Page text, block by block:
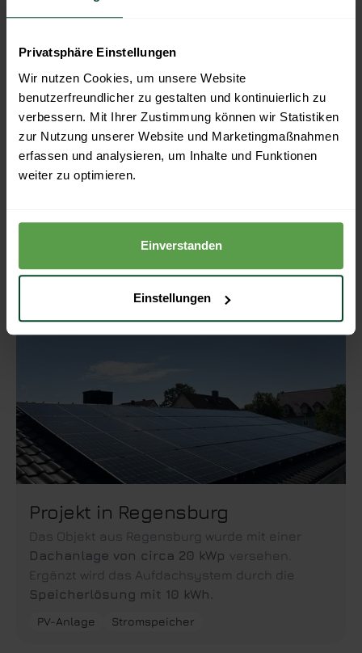
Privatsphäre Einstellungen
Wir nutzen Cookies, um unsere Website
benutzerfreundlicher zu gestalten und kontinuierlich zu
verbessern. Mit Ihrer Zustimmung können wir Statistiken
zur Nutzung unserer Website und Marketingmaßnahmen
erfassen und analysieren, um Inhalte und Funktionen
weiter zu optimieren.
Einverstanden
Einstellungen
PV-Anlage
E-Fahrzeug Ladestation
Projekt in München
Dieses Projekt befindet sich im Herzen
Münchens! Auf dem Dach mit Biberschwanz-
Dachziegeln wurden
Stromspeicher
Projekt in Regensburg
Das Objekt aus Regensburg wurde mit einer
Dachanlage von circa 20 kWp versehen.
Ergänzt wird das Aufdachsystem durch die
Speicherlösung mit 10 kWh.
PV-Anlage Stromspeicher